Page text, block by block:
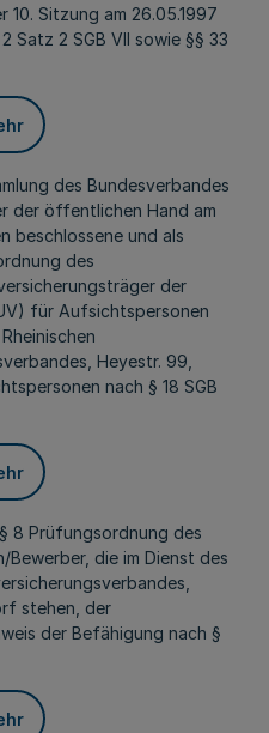
Sitzung am 26.05.1997
Satz 2 SGB VII sowie §§ 33
des Bundesverbandes
der öffentlichen Hand am
beschlossene und als
des
der
für Aufsichtspersonen
Heyestr. 99,
nach § 18 SGB
8 Prüfungsordnung des
die im Dienst des
stehen, der
der Befähigung nach §